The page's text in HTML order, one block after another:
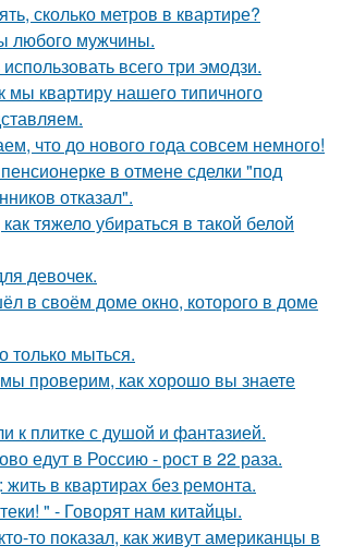
сколько метров в квартире?
любого мужчины.
всего три эмодзи.
мы квартиру нашего типичного
что до нового года совсем немного!
в отмене сделки "под
отказал".
тяжело убираться в такой белой
девочек.
в своём доме окно, которого в доме
только мыться.
проверим, как хорошо вы знаете
к плитке с душой и фантазией.
едут в Россию - рост в 22 раза.
в квартирах без ремонта.
" - Говорят нам китайцы.
то показал, как живут американцы в